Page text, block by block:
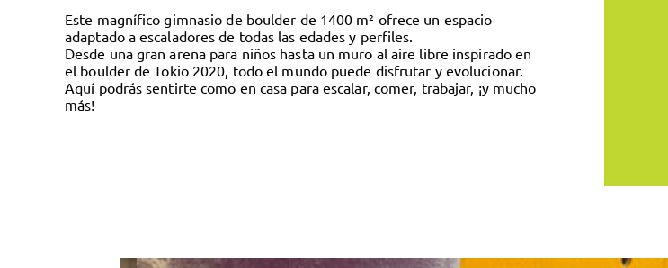
Este magnífico gimnasio de boulder de 1400 m² ofrece un espacio
adaptado a escaladores de todas las edades y perfiles.
Desde una gran arena para niños hasta un muro al aire libre inspirado en
el boulder de Tokio 2020, todo el mundo puede disfrutar y evolucionar.
Aquí podrás sentirte como en casa para escalar, comer, trabajar, ¡y mucho
más!